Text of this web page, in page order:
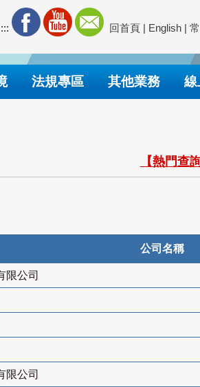
::: 回首頁 | English |
法規專區 其他業務 線
【熱門查
公司名稱
限公司
限公司